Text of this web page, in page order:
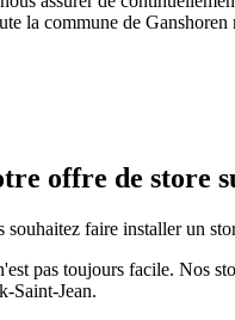
la commune de
offre de store
faire installer un
pas toujours facile. Nos
Saint-Jean.